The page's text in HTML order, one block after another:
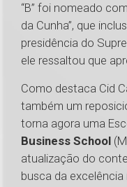
“B” foi nomeado
da Cunha”, que
presidência do
ele ressaltou que
Como destaca Cid
também um
torna agora uma
Business School
atualização do
busca da